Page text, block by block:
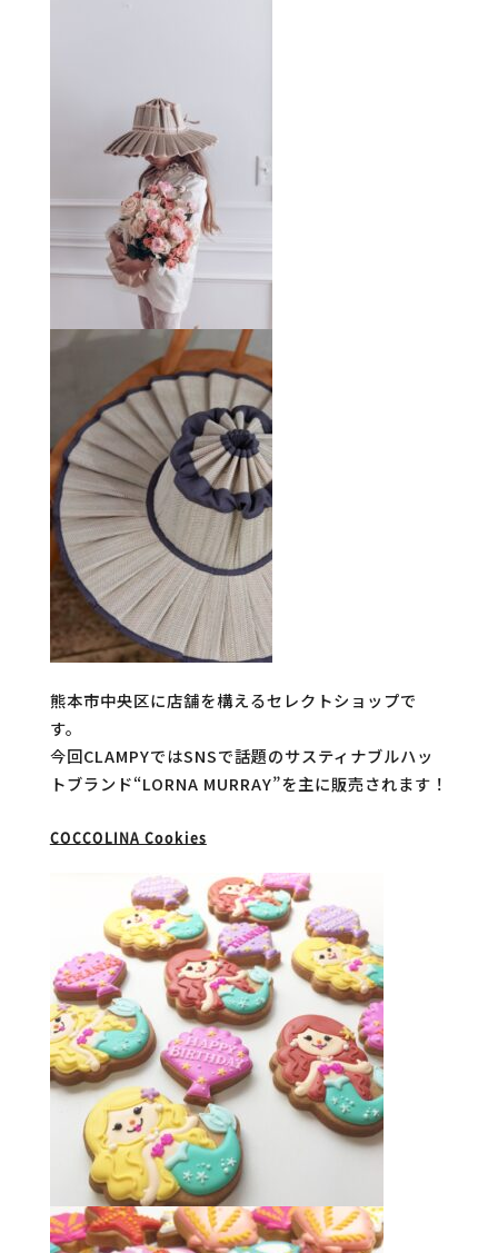
熊本市中央区に店舗を構えるセレクトショップで
す。
今回CLAMPYではSNSで話題のサスティナブルハッ
トブランド“LORNA MURRAY”を主に販売されます！
COCCOLINA Cookies